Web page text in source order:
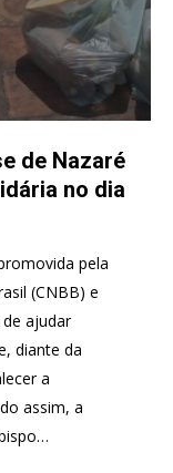
de Nazaré
no dia
pela
(CNBB) e
ajudar
diante da
a
assim, a